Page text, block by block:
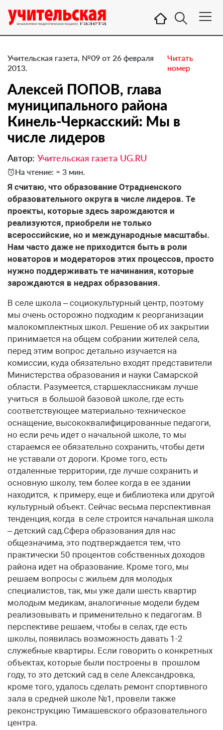
Учительская газета, №09 от 26 февраля
2013.
Читать
номер
Алексей ПОПОВ, глава
муниципального района
Кинель-Черкасский: Мы в
числе лидеров
Автор: Учительская газета UG.RU
На чтение: ≈ 3 мин.
Я ​считаю, что образование Отрадненского
образовательного округа в числе лидеров. Те
проекты, которые здесь зарождаются и
реализуются, приобрели не только
всероссийские, но и международные масштабы.
Нам часто даже не приходится быть в роли
новаторов и модераторов этих процессов, просто
нужно поддерживать те начинания, которые
зарождаются в недрах образования.
В селе школа – социокультурный центр, поэтому
мы очень осторожно подходим к реорганизации
малокомплектных школ. Решение об их закрытии
принимается на общем собрании жителей села,
перед этим вопрос детально изучается на
комиссии, куда обязательно входят представители
Министерства образования и науки Самарской
области. Разумеется, старшеклассникам лучше
учиться в большой базовой школе, где есть
соответствующее материально-техническое
оснащение, высококвалифицированные педагоги,
но если речь идет о начальной школе, то мы
стараемся ее обязательно сохранить, чтобы дети
не уставали от дороги. Кроме того, есть
отдаленные территории, где лучше сохранить и
основную школу, тем более когда в ее здании
находится, к примеру, еще и библиотека или другой
культурный объект. Сейчас весьма перспективная
тенденция, когда в селе строится начальная школа
– детский сад.Сфера образования для нас
общезначима, это подтверждается тем, что
практически 50 процентов собственных доходов
района идет на образование. Кроме того, мы
решаем вопросы с жильем для молодых
специалистов, так, мы уже дали шесть квартир
молодым медикам, аналогичные модели будем
реализовывать и применительно к педагогам. В
перспективе решаем, чтобы в селах, где есть
школы, появилась возможность давать 1-2
служебные квартиры. Если говорить о конкретных
объектах, которые были построены в прошлом
году, то это детский сад в селе Александровка,
кроме того, удалось сделать ремонт спортивного
зала в средней школе №1, провели также
реконструкцию Тимашевского образовательного
центра.